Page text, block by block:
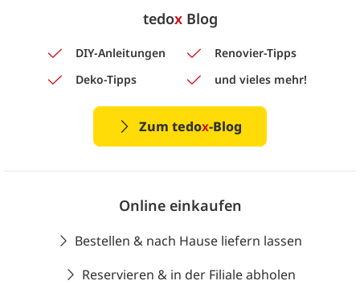
tedoxBlog
DIY-Anleitungen
Renovier-Tipps
Deko-Tipps
und vieles mehr!
Zum tedox-Blog
Online einkaufen
Bestellen & nach Hause liefern lassen
Reservieren & in der Filiale abholen